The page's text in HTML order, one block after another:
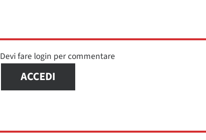
Devi fare login per commentare
ACCEDI